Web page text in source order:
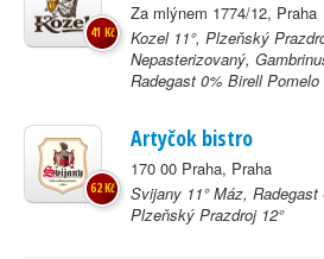
Za mlýnem 1774/12, Praha
Kozel 11°, Plzeňský
Nepasterizovaný,
Radegast 0% Birell
41 Kč
Artyčok bistro
170 00 Praha, Praha
Svijany 11° Máz,
Plzeňský Prazdroj 12°
62 Kč